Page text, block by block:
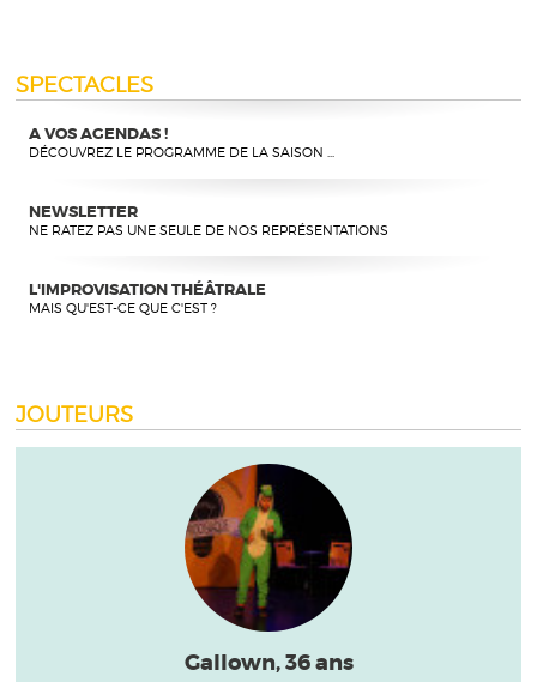
SPECTACLES
A VOS AGENDAS !
DÉCOUVREZ LE PROGRAMME DE LA SAISON ...
NEWSLETTER
NE RATEZ PAS UNE SEULE DE NOS REPRÉSENTATIONS
L'IMPROVISATION THÉÂTRALE
MAIS QU'EST-CE QUE C'EST ?
JOUTEURS
Gallown, 36 ans